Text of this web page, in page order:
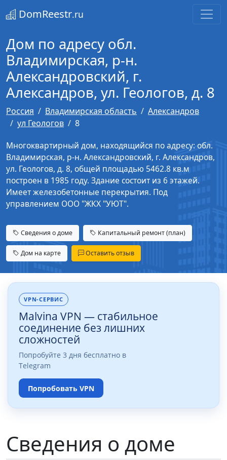
DomReestr.ru
Дом по адресу обл.
Владимирская, р-н.
Александровский, г.
Александров, ул. Геологов, д. 8
Россия Владимирская область
Александров
ул Геологов
8
Многоквартирный дом, находящийся по адресу: обл.
Владимирская, р-н. Александровский, г. Александров,
ул. Геологов, д. 8, общей площадью 5462.8 кв.м
построен в 1985 году. Здание состоит из 6 этажей.
Имеет железобетонные перекрытия. Под
управлением ООО "ЖКХ "УЮТ".
Сведения о доме Капитальный ремонт (план)
Дом на карте Оставить отзыв
VPN-СЕРВИС
Malvina VPN — стабильное
соединение без лишних
сложностей
Попробуйте 3 дня бесплатно в
Telegram
Попробовать VPN
Сведения о доме